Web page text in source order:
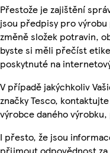
Přestože je zajištění
jsou předpisy pro výrobu
změně složek potravin,
byste si měli přečíst
poskytnuté na
V případě jakýchkoliv
značky Tesco,
výrobce daného
I přesto, že jsou